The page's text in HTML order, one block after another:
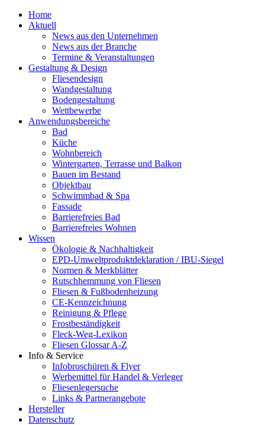
Home
Aktuell
News aus den Unternehmen
News aus der Branche
Termine & Veranstaltungen
Gestaltung & Design
Fliesendesign
Wandgestaltung
Bodengestaltung
Wettbewerbe
Anwendungsbereiche
Bad
Küche
Wohnbereich
Wintergarten, Terrasse und Balkon
Bauen im Bestand
Objektbau
Schwimmbad & Spa
Fassade
Barrierefreies Bad
Barrierefreies Wohnen
Wissen
Ökologie & Nachhaltigkeit
EPD-Umweltproduktdeklaration / IBU-Siegel
Normen & Merkblätter
Rutschhemmung von Fliesen
Fliesen & Fußbodenheizung
CE-Kennzeichnung
Reinigung & Pflege
Frostbeständigkeit
Fleck-Weg-Lexikon
Fliesen Glossar A-Z
Info & Service
Infobroschüren & Flyer
Werbemittel für Handel & Verleger
Fliesenlegersuche
Links & Partnerangebote
Hersteller
Datenschutz